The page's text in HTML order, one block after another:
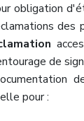
obligation
des
de
pour :